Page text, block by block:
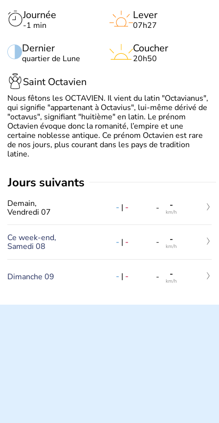
Journée
-1 min
Dernier
quartier de Lune
Lever
07h27
Coucher
20h50
Saint Octavien
Nous fêtons les OCTAVIEN. Il vient du latin "Octavianus",
qui signifie "appartenant à Octavius", lui-même dérivé de
"octavus", signifiant "huitième" en latin. Le prénom
Octavien évoque donc la romanité, l’empire et une
certaine noblesse antique. Ce prénom Octavien est rare
de nos jours, plus courant dans les pays de tradition
latine.
jours suivants
Demain,
Vendredi 07
- | - - -
km/h
Ce week-end,
Samedi 08
- | - - -
km/h
Dimanche 09 - | - - -
km/h